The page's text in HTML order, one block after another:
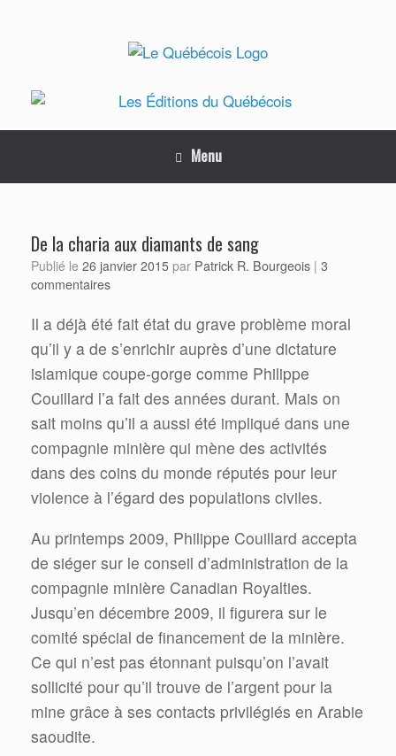
Menu
De la charia aux diamants de sang
Publié le 26 janvier 2015 par Patrick R. Bourgeois | 3
commentaires
Il a déjà été fait état du grave problème moral
qu’il y a de s’enrichir auprès d’une dictature
islamique coupe-gorge comme Philippe
Couillard l’a fait des années durant. Mais on
sait moins qu’il a aussi été impliqué dans une
compagnie minière qui mène des activités
dans des coins du monde réputés pour leur
violence à l’égard des populations civiles.
Au printemps 2009, Philippe Couillard accepta
de siéger sur le conseil d’administration de la
compagnie minière Canadian Royalties.
Jusqu’en décembre 2009, il figurera sur le
comité spécial de financement de la minière.
Ce qui n’est pas étonnant puisqu’on l’avait
sollicité pour qu’il trouve de l’argent pour la
mine grâce à ses contacts privilégiés en Arabie
saoudite.